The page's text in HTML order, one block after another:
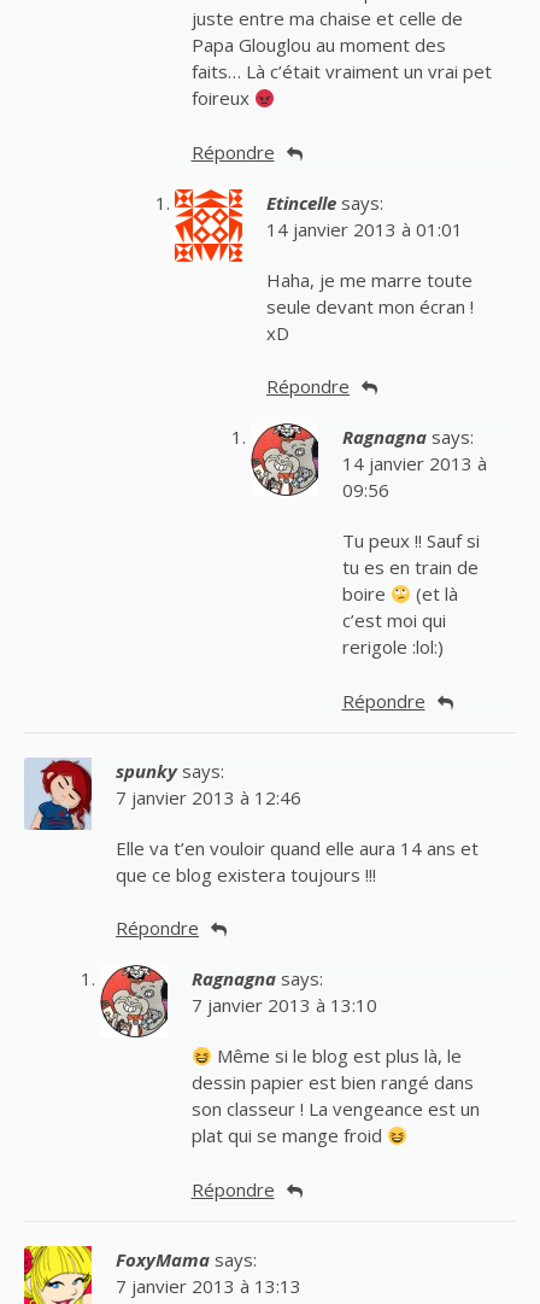
juste entre ma chaise et celle de
Papa Glouglou au moment des
faits… Là c’était vraiment un vrai pet
foireux
Répondre
Etincelle says:
14 janvier 2013 à 01:01
Haha, je me marre toute
seule devant mon écran !
xD
Répondre
Ragnagna says:
14 janvier 2013 à
09:56
Tu peux !! Sauf si
tu es en train de
boire
(et là
c’est moi qui
rerigole :lol:)
Répondre
spunky says:
7 janvier 2013 à 12:46
Elle va t’en vouloir quand elle aura 14 ans et
que ce blog existera toujours !!!
Répondre
Ragnagna says:
7 janvier 2013 à 13:10
Même si le blog est plus là, le
dessin papier est bien rangé dans
son classeur ! La vengeance est un
plat qui se mange froid
Répondre
FoxyMama says:
7 janvier 2013 à 13:13